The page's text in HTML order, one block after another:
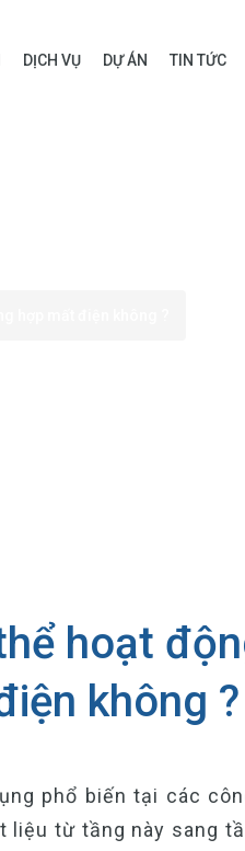
DỊCH VỤ DỰ ÁN TIN TỨC
hoạt
không ?
phổ biến tại các
liệu từ tầng này sang